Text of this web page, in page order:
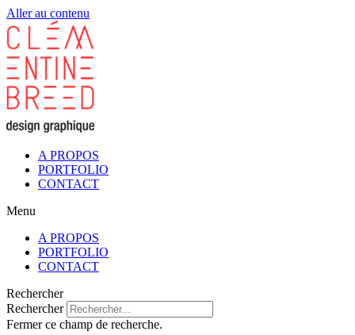
Aller au contenu
A PROPOS
PORTFOLIO
CONTACT
Menu
A PROPOS
PORTFOLIO
CONTACT
Rechercher
Rechercher
Fermer ce champ de recherche.